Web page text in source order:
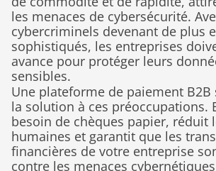
les menaces de cybersécurité.
cybercriminels devenant de plus
sophistiqués, les entreprises
avance pour protéger leurs
sensibles.
Une plateforme de paiement
la solution à ces préoccupations.
besoin de chèques papier, réduit
humaines et garantit que les
financières de votre entreprise
contre les menaces